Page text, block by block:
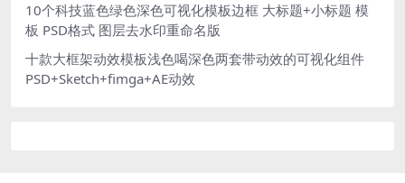
10个科技蓝色绿色深色可视化模板边框 大标题+小标题 模
板 PSD格式 图层去水印重命名版
十款大框架动效模板浅色喝深色两套带动效的可视化组件
PSD+Sketch+fimga+AE动效